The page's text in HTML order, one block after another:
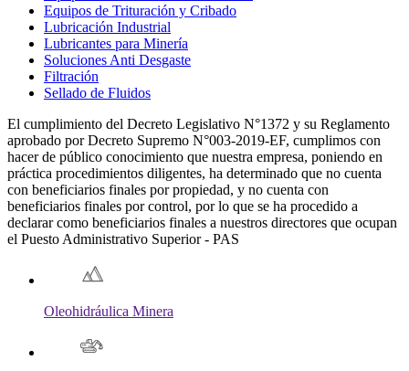
Equipos de Trituración y Cribado
Lubricación Industrial
Lubricantes para Minería
Soluciones Anti Desgaste
Filtración
Sellado de Fluidos
El cumplimiento del Decreto Legislativo N°1372 y su Reglamento
aprobado por Decreto Supremo N°003-2019-EF, cumplimos con
hacer de público conocimiento que nuestra empresa, poniendo en
práctica procedimientos diligentes, ha determinado que no cuenta
con beneficiarios finales por propiedad, y no cuenta con
beneficiarios finales por control, por lo que se ha procedido a
declarar como beneficiarios finales a nuestros directores que ocupan
el Puesto Administrativo Superior - PAS
Oleohidráulica Minera